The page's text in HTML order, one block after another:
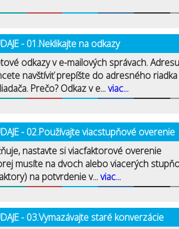
- 01.Neklikajte na odkazy
odkazy v e-mailových správach. Adresu
navštíviť prepíšte do adresného riadka
Prečo? Odkaz v e...viac...
- 02.Používajte viacstupňové overenie
nastavte si viacfaktorové overenie
musíte na dvoch alebo viacerých
na potvrdenie v...viac...
- 03.Vymazávajte staré konverzácie